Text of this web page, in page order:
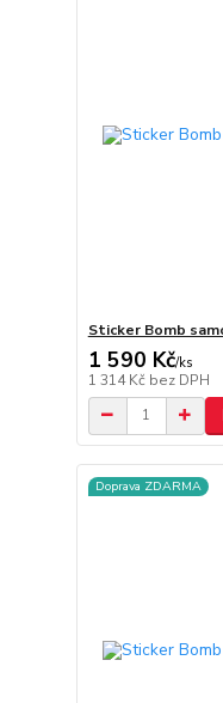
Sticker Bomb
1 590 Kč/ks
1 314 Kč bez DPH
Doprava ZDARMA